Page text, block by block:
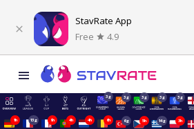
StavRate App
Free
4.9
3g 3g 3g 3g 3g
1h 13g 9h 4h 4h 6h 6g 5h 14g 3h